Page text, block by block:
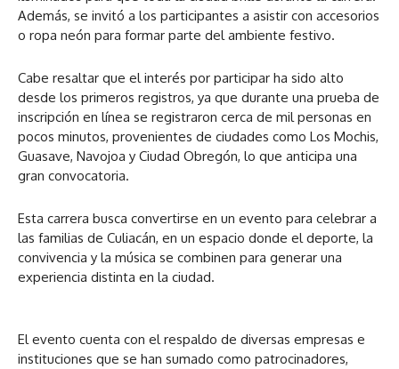
Además, se invitó a los participantes a asistir con accesorios
o ropa neón para formar parte del ambiente festivo.
Cabe resaltar que el interés por participar ha sido alto
desde los primeros registros, ya que durante una prueba de
inscripción en línea se registraron cerca de mil personas en
pocos minutos, provenientes de ciudades como Los Mochis,
Guasave, Navojoa y Ciudad Obregón, lo que anticipa una
gran convocatoria.
Esta carrera busca convertirse en un evento para celebrar a
las familias de Culiacán, en un espacio donde el deporte, la
convivencia y la música se combinen para generar una
experiencia distinta en la ciudad.
El evento cuenta con el respaldo de diversas empresas e
instituciones que se han sumado como patrocinadores,